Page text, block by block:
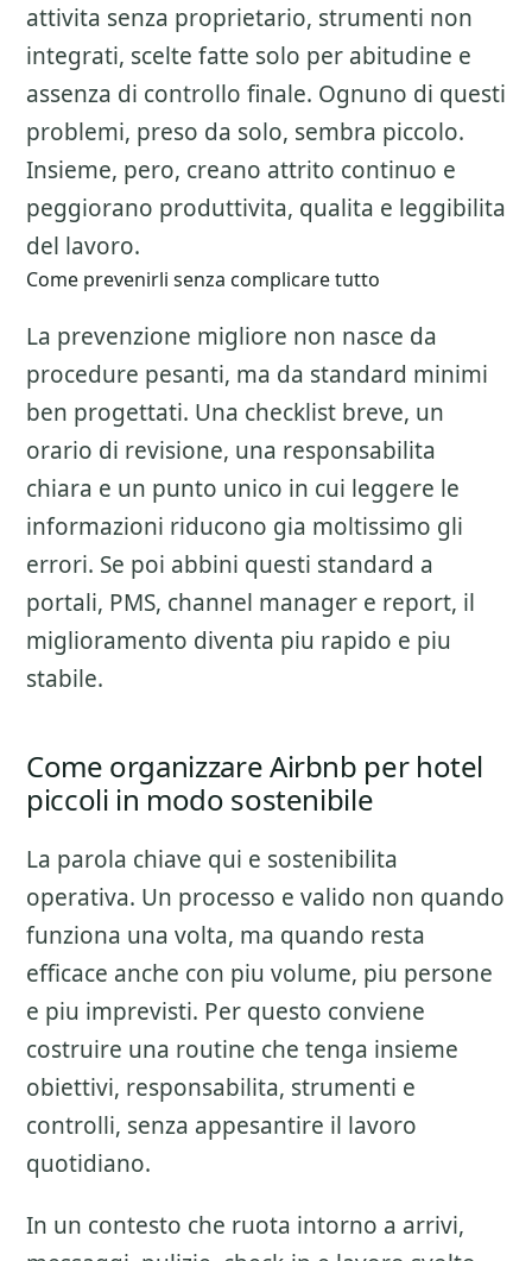
attivita senza proprietario, strumenti non
integrati, scelte fatte solo per abitudine e
assenza di controllo finale. Ognuno di questi
problemi, preso da solo, sembra piccolo.
Insieme, pero, creano attrito continuo e
peggiorano produttivita, qualita e leggibilita
del lavoro.
Come prevenirli senza complicare tutto
La prevenzione migliore non nasce da
procedure pesanti, ma da standard minimi
ben progettati. Una checklist breve, un
orario di revisione, una responsabilita
chiara e un punto unico in cui leggere le
informazioni riducono gia moltissimo gli
errori. Se poi abbini questi standard a
portali, PMS, channel manager e report, il
miglioramento diventa piu rapido e piu
stabile.
Come organizzare Airbnb per hotel
piccoli in modo sostenibile
La parola chiave qui e sostenibilita
operativa. Un processo e valido non quando
funziona una volta, ma quando resta
efficace anche con piu volume, piu persone
e piu imprevisti. Per questo conviene
costruire una routine che tenga insieme
obiettivi, responsabilita, strumenti e
controlli, senza appesantire il lavoro
quotidiano.
In un contesto che ruota intorno a arrivi,